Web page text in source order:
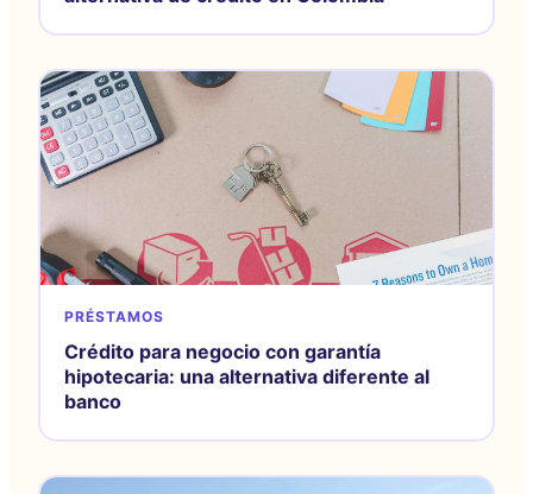
PRÉSTAMOS
Crédito para negocio con garantía
hipotecaria: una alternativa diferente al
banco